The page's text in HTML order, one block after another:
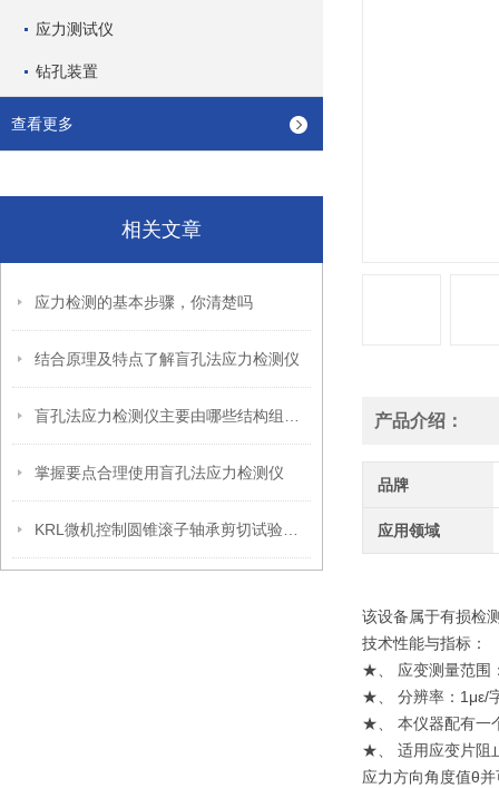
应力测试仪
钻孔装置
查看更多
相关文章
应力检测的基本步骤，你清楚吗
结合原理及特点了解盲孔法应力检测仪
掌握要点合理使用盲孔法应力检测仪
产品介绍：
品牌
应用领域
该设备属于有损检
技术性能与指标：
★、 应变测量范围
★、 分辨率：1με/
★、 本仪器配有一
★、 适用应变片阻
应力方向角度值θ